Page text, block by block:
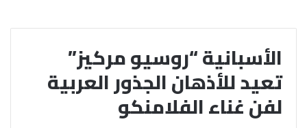
الأسبانية “روسيو مركيز”
تعيد للأذهان الجذور العربية
لفن غناء الفلامنكو